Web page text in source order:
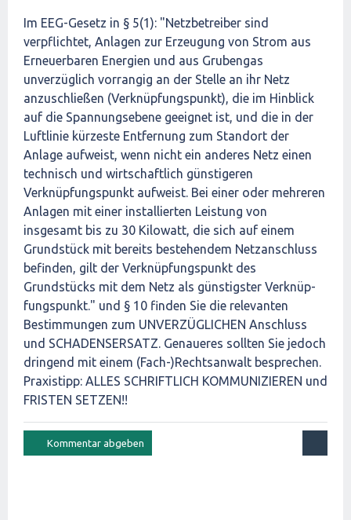
Im EEG-Gesetz in § 5(1): "Netzbetreiber sind
verpflichtet, Anlagen zur Erzeugung von Strom aus
Erneuerbaren Energien und aus Grubengas
unverzüglich vorrangig an der Stelle an ihr Netz
anzuschließen (Verknüpfungspunkt), die im Hinblick
auf die Spannungsebene geeignet ist, und die in der
Luftlinie kürzeste Entfernung zum Standort der
Anlage aufweist, wenn nicht ein anderes Netz einen
technisch und wirtschaftlich günsti­geren
Verknüpfungspunkt aufweist. Bei einer oder mehreren
Anlagen mit einer installierten Leistung von
insgesamt bis zu 30 Kilowatt, die sich auf einem
Grundstück mit bereits bestehendem Netzan­schluss
befinden, gilt der Verknüpfungspunkt des
Grundstücks mit dem Netz als günstigster Verknüp­
fungspunkt." und § 10 finden Sie die relevanten
Bestimmungen zum UNVERZÜGLICHEN Anschluss
und SCHADENSERSATZ. Genaueres sollten Sie jedoch
dringend mit einem (Fach-)Rechtsanwalt besprechen.
Praxistipp: ALLES SCHRIFTLICH KOMMUNIZIEREN und
FRISTEN SETZEN!!